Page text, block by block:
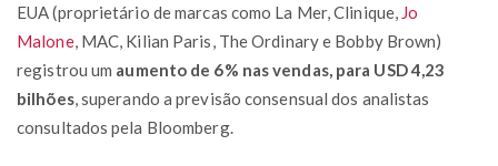
EUA (proprietário de marcas como La Mer, Clinique, Jo
Malone, MAC, Kilian Paris, The Ordinary e Bobby Brown)
registrou um aumento de 6% nas vendas, para USD 4,23
bilhões, superando a previsão consensual dos analistas
consultados pela Bloomberg.